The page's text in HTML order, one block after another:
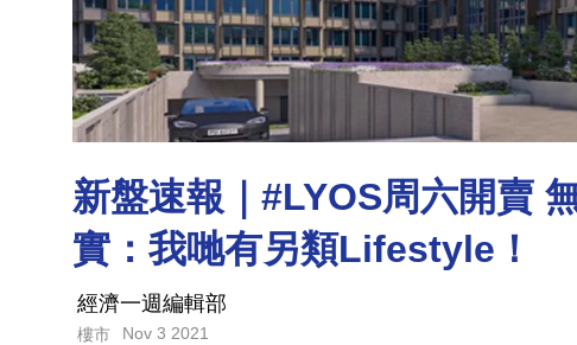
新盤速報｜#LYOS周六開賣
實：我哋有另類Lifestyle！
經濟一週編輯部
樓市 Nov 3 2021